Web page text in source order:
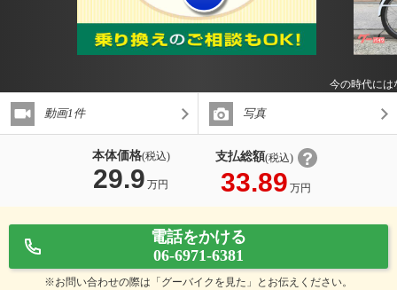
今の時代には
動画1件 写真
本体価格(税込)
29.9 万円
支払総額(税込)
33.89 万円
電話をかける
06-6971-6381
※お問い合わせの際は「グーバイクを見た」とお伝えください。